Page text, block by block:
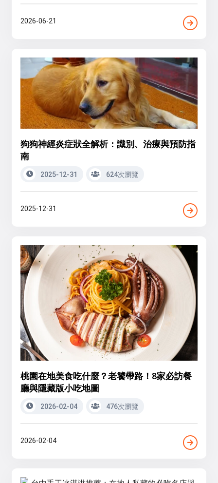
2026-06-21
狗狗神經炎症狀全解析：識別、治療與預防指
南
2025-12-31 624次瀏覽
2025-12-31
桃園在地美食吃什麼？老饕帶路！8家必訪餐
廳與隱藏版小吃地圖
2026-02-04 476次瀏覽
2026-02-04